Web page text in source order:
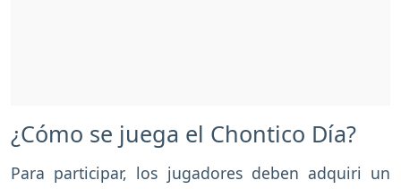
¿Cómo se juega el Chontico Día?
Para participar, los jugadores deben adquiri un